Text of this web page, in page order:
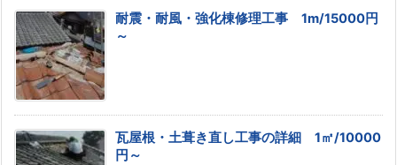
耐震・耐風・強化棟修理工事 1m/15000円
～
瓦屋根・土葺き直し工事の詳細 1㎡/10000
円～